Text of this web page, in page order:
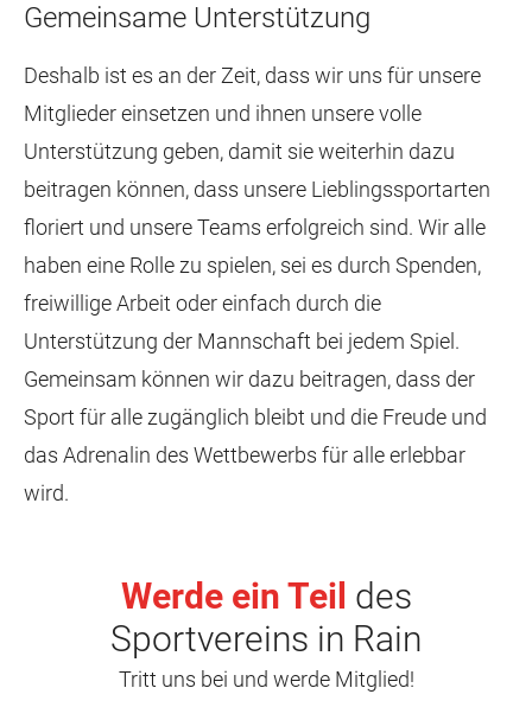
Gemeinsame Unterstützung
Deshalb ist es an der Zeit, dass wir uns für unsere
Mitglieder einsetzen und ihnen unsere volle
Unterstützung geben, damit sie weiterhin dazu
beitragen können, dass unsere Lieblingssportarten
floriert und unsere Teams erfolgreich sind. Wir alle
haben eine Rolle zu spielen, sei es durch Spenden,
freiwillige Arbeit oder einfach durch die
Unterstützung der Mannschaft bei jedem Spiel.
Gemeinsam können wir dazu beitragen, dass der
Sport für alle zugänglich bleibt und die Freude und
das Adrenalin des Wettbewerbs für alle erlebbar
wird.
Werde ein Teil des
Sportvereins in Rain
Tritt uns bei und werde Mitglied!